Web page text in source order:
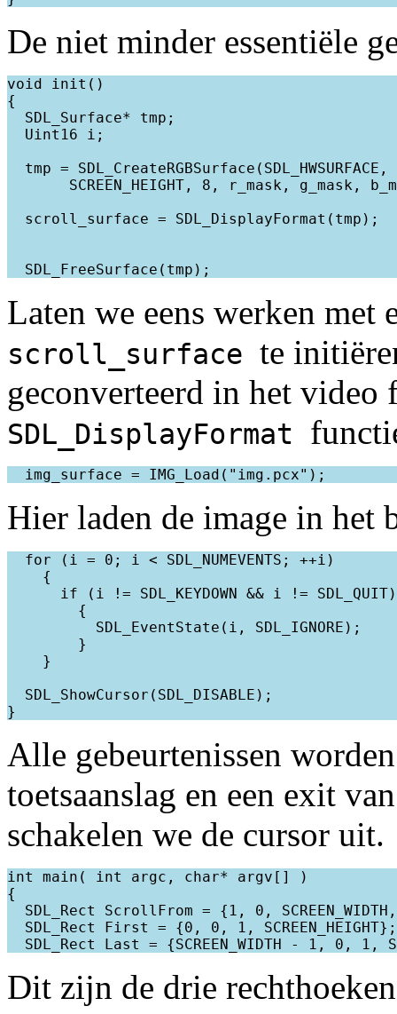
De niet minder essentiële
void init()
{
  SDL_Surface* tmp;
  Uint16 i;
tmp = SDL_CreateRGBSurface(SDL_HWSURFACE,
SCREEN_HEIGHT, 8, r_mask, g_mask,
  scroll_surface = SDL_DisplayFormat(tmp);
Laten we eens werken met
scroll_surface te
geconverteerd in het video
SDL_DisplayFormat
Hier laden de image in het
  for (i = 0; i < SDL_NUMEVENTS; ++i)
    {
      if (i != SDL_KEYDOWN && i != SDL_QUIT)
        {
          SDL_EventState(i, SDL_IGNORE);
        }
    }
  SDL_ShowCursor(SDL_DISABLE);
Alle gebeurtenissen
toetsaanslag en een exit
schakelen we de cursor uit.
int main( int argc, char* argv[] )
{
SDL_Rect ScrollFrom = {1, 0,
  SDL_Rect First = {0, 0, 1, SCREEN_HEIGHT};
Dit zijn de drie